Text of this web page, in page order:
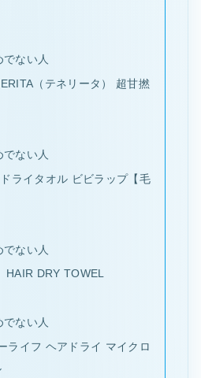
でない人
（テネリータ） 超甘撚
ない人
ライタオル ビビラップ【毛
ない人
HAIR DRY TOWEL
ない人
ライフ ヘアドライ マイクロ